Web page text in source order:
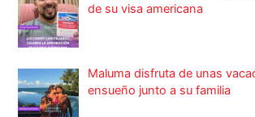
de su visa americana
Maluma disfruta de unas
ensueño junto a su familia